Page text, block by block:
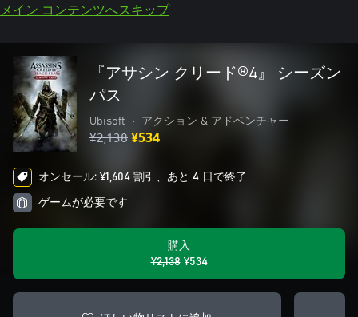
メイン コンテンツへスキップ
『アサシン クリード®4』 シーズン
パス
Ubisoft • アクション & アドベンチャー
¥2,138¥534
オンセール: ¥1,604 割引、あと 4 日で終了
ゲームが必要です
購入
¥2,138 ¥534